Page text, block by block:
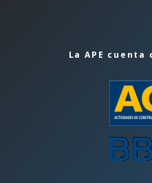
La APE cuenta